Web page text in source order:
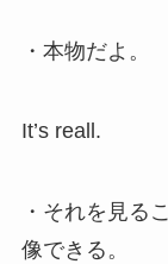
・本物だよ。
It’s reall.
・それを見る
像できる。